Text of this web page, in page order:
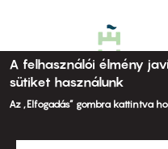
A felhasználói élmény
sütiket használunk
Az „Elfogadás” gombra kattintva